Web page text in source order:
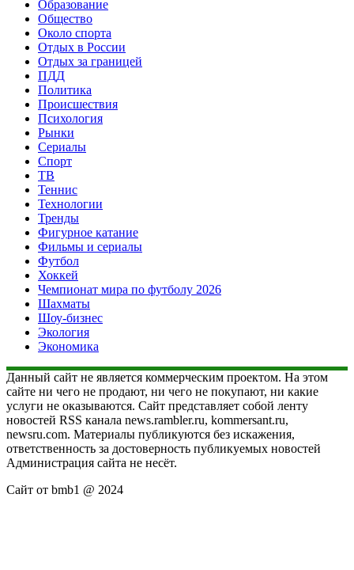
Образование
Общество
Около спорта
Отдых в России
Отдых за границей
ПДД
Политика
Происшествия
Психология
Рынки
Сериалы
Спорт
ТВ
Теннис
Технологии
Тренды
Фигурное катание
Фильмы и сериалы
Футбол
Хоккей
Чемпионат мира по футболу 2026
Шахматы
Шоу-бизнес
Экология
Экономика
Данный сайт не является коммерческим проектом. На этом
сайте ни чего не продают, ни чего не покупают, ни какие
услуги не оказываются. Сайт представляет собой ленту
новостей RSS канала news.rambler.ru, kommersant.ru,
newsru.com. Материалы публикуются без искажения,
ответственность за достоверность публикуемых новостей
Администрация сайта не несёт.
Сайт от bmb1 @ 2024